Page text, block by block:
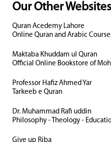
Our Other Websites
Quran Acedemy Lahore
Online Quran and Arabic
Maktaba Khuddam ul Quran
Official Online Bookstore of
Professor Hafiz Ahmed Yar
Tarkeeb e Quran
Dr. Muhammad Rafi uddin
Philosophy - Theology -
Give up Riba